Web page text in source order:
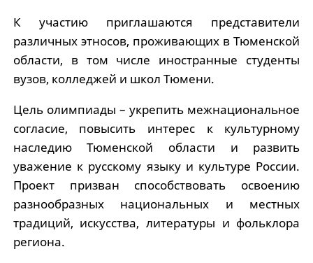
К участию приглашаются представители
различных этносов, проживающих в Тюменской
области, в том числе иностранные студенты
вузов, колледжей и школ Тюмени.
Цель олимпиады – укрепить межнациональное
согласие, повысить интерес к культурному
наследию Тюменской области и развить
уважение к русскому языку и культуре России.
Проект призван способствовать освоению
разнообразных национальных и местных
традиций, искусства, литературы и фольклора
региона.